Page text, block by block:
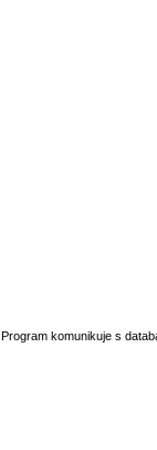
Program komunikuje s